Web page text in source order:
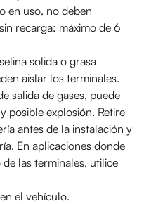
en uso, no deben
recarga: máximo de 6
solida o grasa
aislar los terminales.
salida de gases, puede
posible explosión. Retire
antes de la instalación y
En aplicaciones donde
las terminales, utilice
el vehículo.